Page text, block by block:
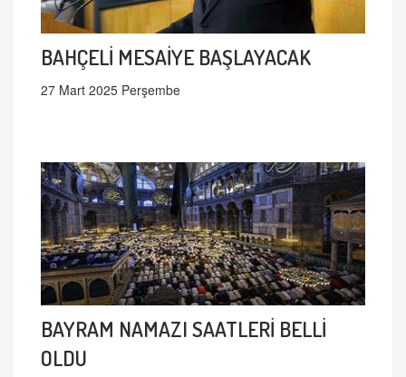
BAHÇELİ MESAİYE BAŞLAYACAK
27 Mart 2025 Perşembe
BAYRAM NAMAZI SAATLERİ BELLİ
OLDU